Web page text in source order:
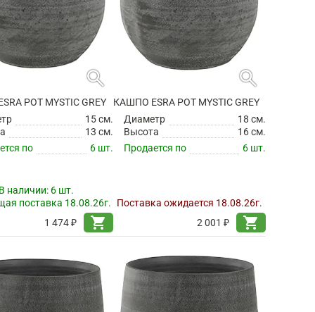
search
POT MYSTIC GREY
15 см.
13 см.
по
6 шт.
наличии: 6 шт.
поставка 18.08.26г.
1 474 ₽
shopping_cart
search
КАШПО ESRA POT MYSTIC GREY
Диаметр
18 см.
Высота
16 см.
Продается по
6 шт.
Поставка ожидается 18.08.26г.
2 001 ₽
shopping_cart